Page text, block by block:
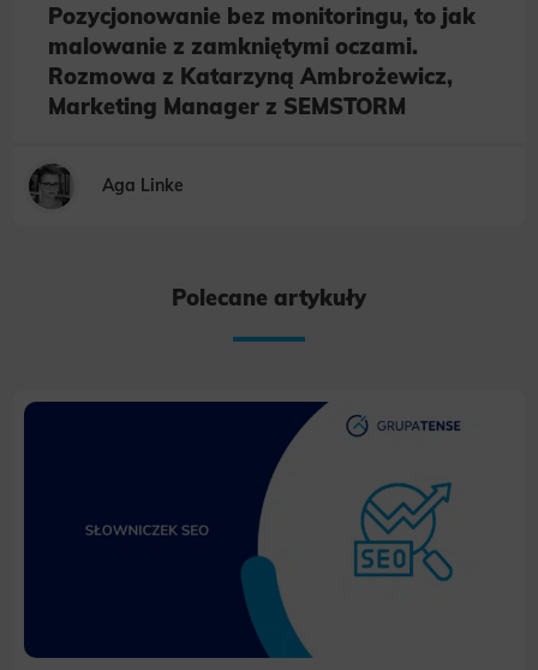
Pozycjonowanie bez monitoringu, to jak
malowanie z zamkniętymi oczami.
Rozmowa z Katarzyną Ambrożewicz,
Marketing Manager z SEMSTORM
Aga Linke
Polecane artykuły